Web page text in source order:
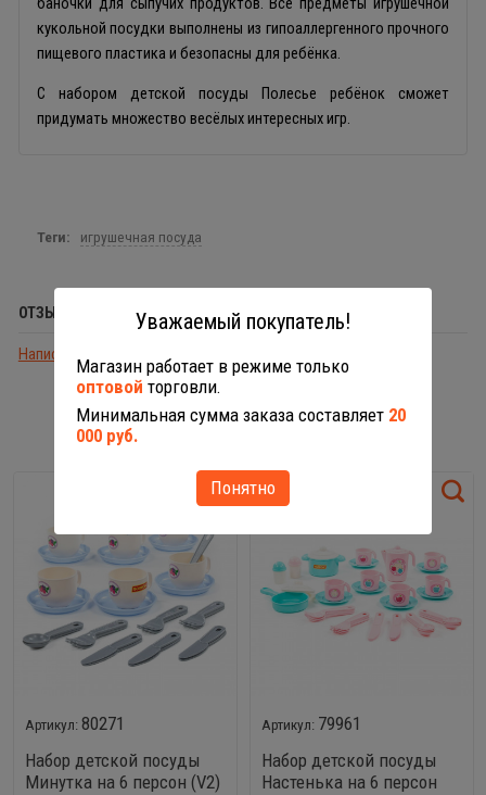
кукольной посудки выполнены из гипоаллергенного прочного
пищевого пластика и безопасны для ребёнка.
С набором детской посуды Полесье ребёнок сможет
придумать множество весёлых интересных игр.
Теги: игрушечная посуда
ОТЗЫВЫ (0)
Написать отзыв
ПОХОЖИЕ ТОВАРЫ
80271
Набор детской посуды
Минутка на 6 персон (V2)
79961
Набор детской посуды
Настенька на 6 персон
Уважаемый покупатель!
Магазин работает в режиме только
оптовой торговли.
Минимальная сумма заказа составляет 20
000 руб.
Понятно